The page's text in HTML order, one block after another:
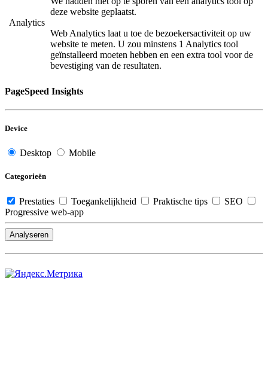
Analytics
deze website geplaatst.
Web Analytics laat u toe de bezoekersactiviteit op uw
website te meten. U zou minstens 1 Analytics tool
geïnstalleerd moeten hebben en een extra tool voor de
bevestiging van de resultaten.
PageSpeed Insights
Device
Desktop Mobile
Categorieën
Prestaties Toegankelijkheid Praktische tips
SEO
Progressive web-app
Analyseren